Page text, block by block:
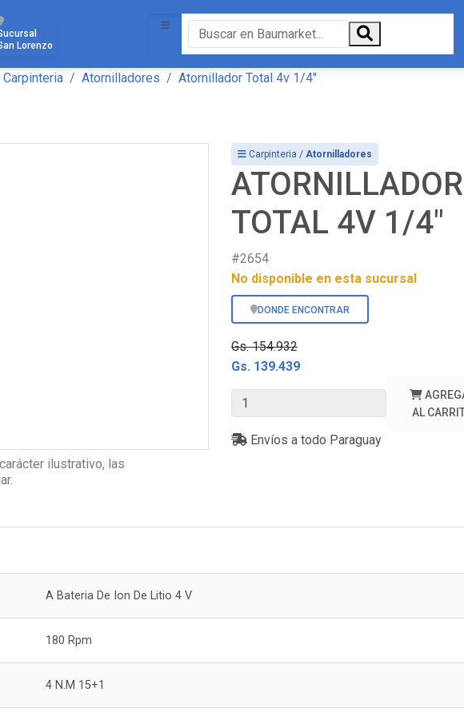
Lorenzo
Carpinteria Atornilladores Atornillador Total 4v 1/4"
ilustrativo, las
Carpinteria / Atornilladores
ATORNILLADOR
TOTAL 4V 1/4"
#2654
No disponible en esta sucursal
DONDE ENCONTRAR
Gs. 154.932
Gs. 139.439
AL
Envíos a todo Paraguay
A Bateria De Ion De Litio 4 V
180 Rpm
4 N.M 15+1